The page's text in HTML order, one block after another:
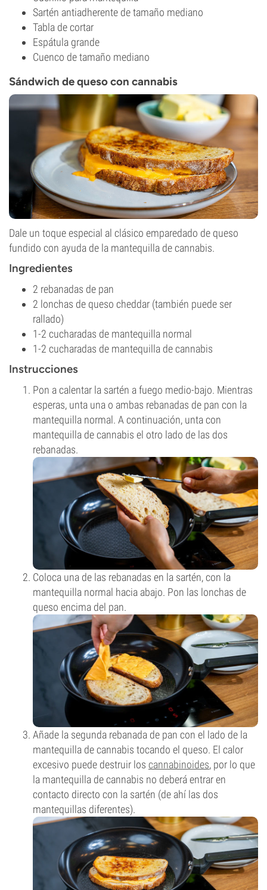
Sartén antiadherente de tamaño mediano
Tabla de cortar
Espátula grande
Cuenco de tamaño mediano
Sándwich de queso con cannabis
Dale un toque especial al clásico emparedado de queso
fundido con ayuda de la mantequilla de cannabis.
Ingredientes
2 rebanadas de pan
2 lonchas de queso cheddar (también puede ser
rallado)
1-2 cucharadas de mantequilla normal
1-2 cucharadas de mantequilla de cannabis
Instrucciones
Pon a calentar la sartén a fuego medio-bajo. Mientras
esperas, unta una o ambas rebanadas de pan con la
mantequilla normal. A continuación, unta con
mantequilla de cannabis el otro lado de las dos
rebanadas.
Coloca una de las rebanadas en la sartén, con la
mantequilla normal hacia abajo. Pon las lonchas de
queso encima del pan.
Añade la segunda rebanada de pan con el lado de la
mantequilla de cannabis tocando el queso. El calor
excesivo puede destruir los cannabinoides, por lo que
la mantequilla de cannabis no deberá entrar en
contacto directo con la sartén (de ahí las dos
mantequillas diferentes).